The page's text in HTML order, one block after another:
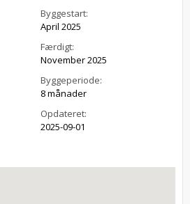
Byggestart:
April 2025
Færdigt:
November 2025
Byggeperiode:
8 månader
Opdateret:
2025-09-01